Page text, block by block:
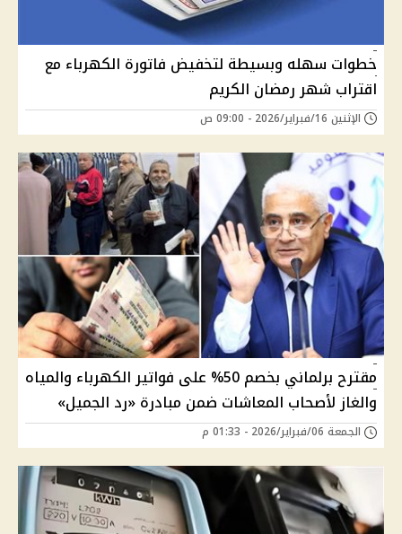
خطوات سهله وبسيطة لتخفيض فاتورة الكهرباء مع
اقتراب شهر رمضان الكريم
الإثنين 16/فبراير/2026 - 09:00 ص
مقترح برلماني بخصم 50% على فواتير الكهرباء والمياه
والغاز لأصحاب المعاشات ضمن مبادرة «رد الجميل»
الجمعة 06/فبراير/2026 - 01:33 م